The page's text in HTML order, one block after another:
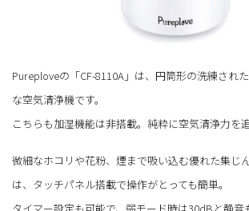
Pureploveの「CF-8110A」は、円筒形の洗練され
な空気清浄機です。
こちらも加湿機能は非搭載。純粋に空気清浄力を
微細なホコリや花粉、煙まで吸い込む優れた集じ
は、タッチパネル搭載で操作がとっても簡単。